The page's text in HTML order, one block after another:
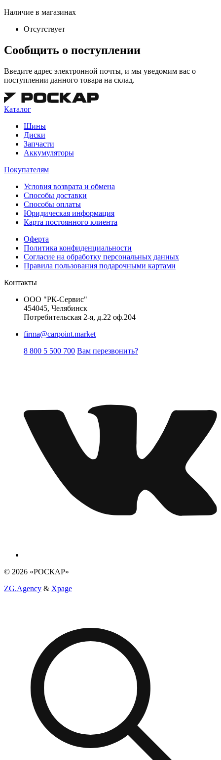
Наличие в магазинах
Отсутствует
Сообщить о поступлении
Введите адрес электронной почты, и мы уведомим вас о
поступлении данного товара на склад.
Каталог
Шины
Диски
Запчасти
Аккумуляторы
Покупателям
Условия возврата и обмена
Способы доставки
Способы оплаты
Юридическая информация
Карта постоянного клиента
Оферта
Политика конфиденциальности
Согласие на обработку персональных данных
Правила пользования подарочными картами
Контакты
ООО "РК-Сервис"
454045, Челябинск
Потребительская 2-я, д.22 оф.204
firma@carpoint.market
8 800 5 500 700 Вам перезвонить?
© 2026 «РОСКАР»
ZG.Agency & Xpage